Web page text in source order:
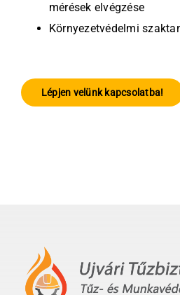
mérések elvégzése
Környezetvédelmi
Lépjen velünk kapcsolatba!